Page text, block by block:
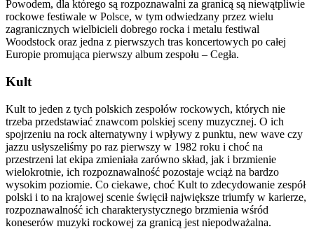
Powodem, dla którego są rozpoznawalni za granicą są niewątpliwie
rockowe festiwale w Polsce, w tym odwiedzany przez wielu
zagranicznych wielbicieli dobrego rocka i metalu festiwal
Woodstock oraz jedna z pierwszych tras koncertowych po całej
Europie promująca pierwszy album zespołu – Cegła.
Kult
Kult to jeden z tych polskich zespołów rockowych, których nie
trzeba przedstawiać znawcom polskiej sceny muzycznej. O ich
spojrzeniu na rock alternatywny i wpływy z punktu, new wave czy
jazzu usłyszeliśmy po raz pierwszy w 1982 roku i choć na
przestrzeni lat ekipa zmieniała zarówno skład, jak i brzmienie
wielokrotnie, ich rozpoznawalność pozostaje wciąż na bardzo
wysokim poziomie. Co ciekawe, choć Kult to zdecydowanie zespół
polski i to na krajowej scenie święcił największe triumfy w karierze,
rozpoznawalność ich charakterystycznego brzmienia wśród
koneserów muzyki rockowej za granicą jest niepodważalna.